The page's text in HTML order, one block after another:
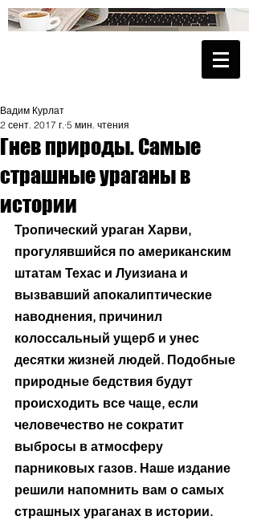
Гнев природы. Самые
страшные ураганы в
истории
Вадим Курлат
2 сент. 2017 г. 5 мин. чтения
Тропический ураган Харви,
прогулявшийся по американским
штатам Техас и Луизиана и
вызвавший апокалиптические
наводнения, причинил
колоссальный ущерб и унес
десятки жизней людей. Подобные
природные бедствия будут
происходить все чаще, если
человечество не сократит
выбросы в атмосферу
парниковых газов. Наше издание
решили напомнить вам о самых
страшных ураганах в истории.